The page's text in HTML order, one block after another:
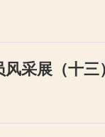
风采展（十